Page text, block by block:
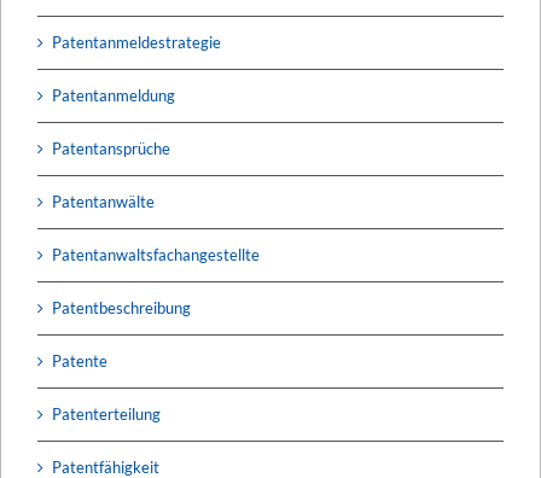
Patentanmeldestrategie
Patentanmeldung
Patentansprüche
Patentanwälte
Patentanwaltsfachangestellte
Patentbeschreibung
Patente
Patenterteilung
Patentfähigkeit